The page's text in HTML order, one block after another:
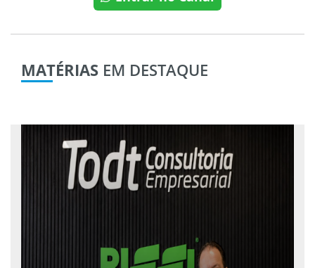
MATÉRIAS EM DESTAQUE